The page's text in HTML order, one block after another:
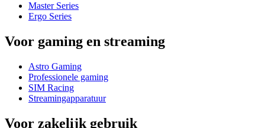
Master Series
Ergo Series
Voor gaming en streaming
Astro Gaming
Professionele gaming
SIM Racing
Streamingapparatuur
Voor zakelijk gebruik